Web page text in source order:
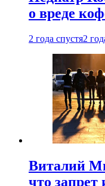
о вреде
2 года спустя2
Виталий
что